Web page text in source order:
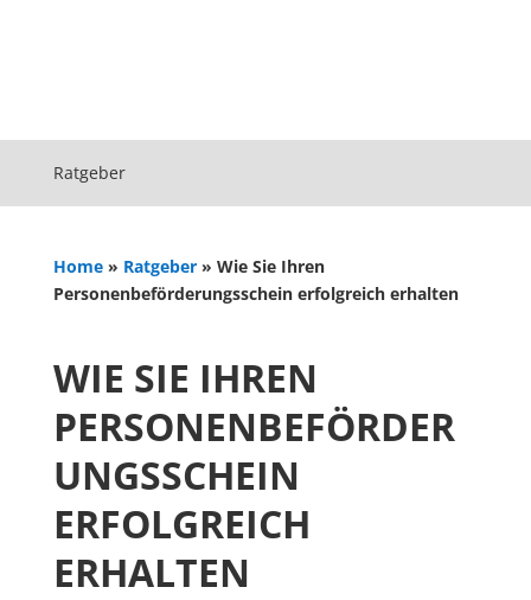
Ratgeber
Home» Ratgeber» Wie Sie Ihren
Personenbeförderungsschein erfolgreich erhalten
WIE SIE IHREN
PERSONENBEFÖRDER
UNGSSCHEIN
ERFOLGREICH
ERHALTEN